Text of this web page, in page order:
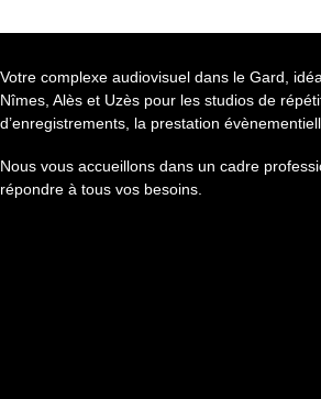
Votre complexe audiovisuel dans le Gard,
Nîmes, Alès et Uzès pour les studios de
d’enregistrements, la prestation
Nous vous accueillons dans un cadre
répondre à tous vos besoins.